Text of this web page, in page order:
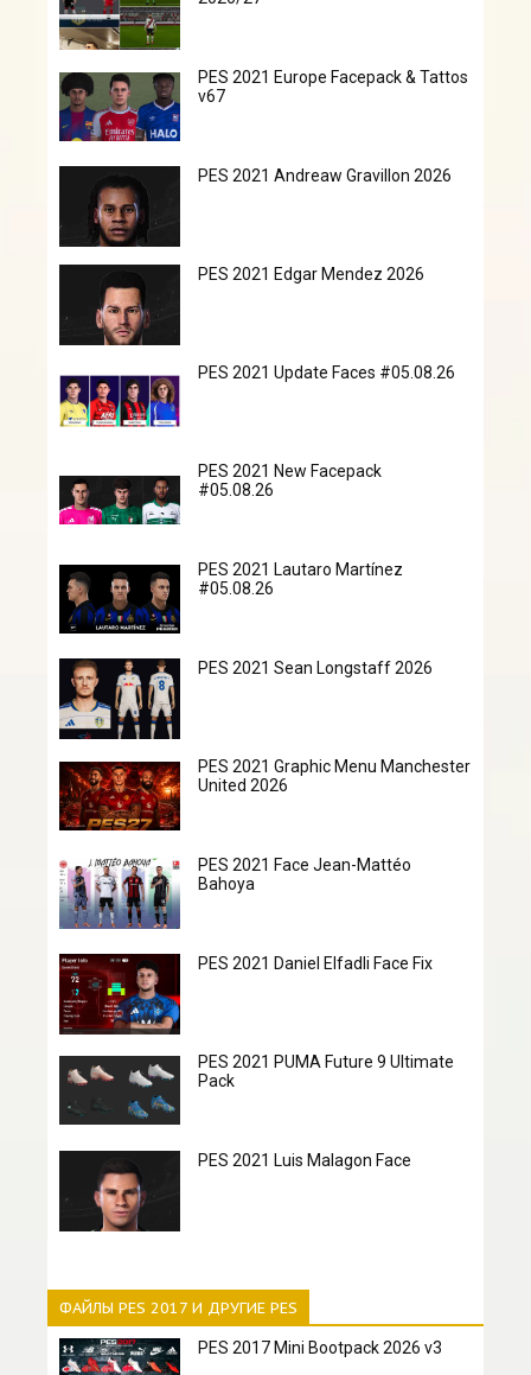
PES 2021 Europe Facepack & Tattos
v67
PES 2021 Andreaw Gravillon 2026
PES 2021 Edgar Mendez 2026
PES 2021 Update Faces #05.08.26
PES 2021 New Facepack
#05.08.26
PES 2021 Lautaro Martínez
#05.08.26
PES 2021 Sean Longstaff 2026
PES 2021 Graphic Menu Manchester
United 2026
PES 2021 Face Jean-Mattéo
Bahoya
PES 2021 Daniel Elfadli Face Fix
PES 2021 PUMA Future 9 Ultimate
Pack
PES 2021 Luis Malagon Face
ФАЙЛЫ PES 2017 И ДРУГИЕ PES
PES 2017 Mini Bootpack 2026 v3